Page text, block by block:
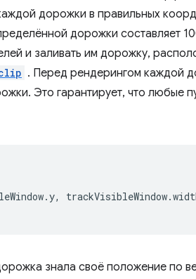
дорожки в правильных
дорожки составляет
и заливать им дорожку,
. Перед рендерингом каждой
Это гарантирует, что любые
.y, trackVisibleWindow.
знала своё положение по